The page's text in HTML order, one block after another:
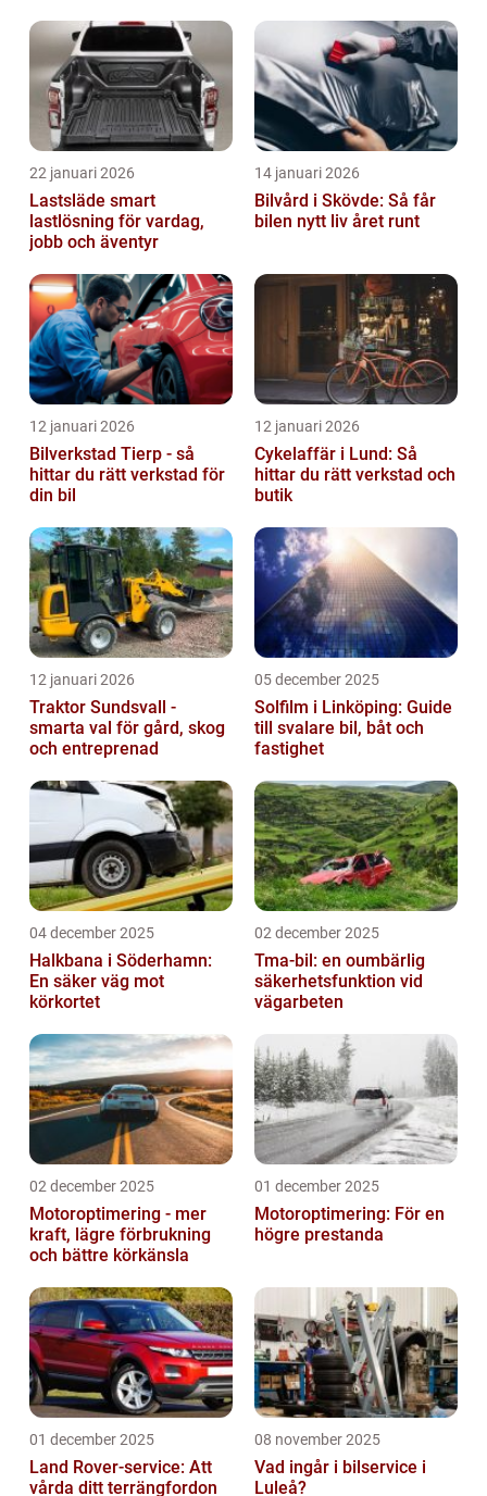
22 januari 2026
Lastsläde smart
lastlösning för vardag,
jobb och äventyr
14 januari 2026
Bilvård i Skövde: Så får
bilen nytt liv året runt
12 januari 2026
Bilverkstad Tierp - så
hittar du rätt verkstad för
din bil
12 januari 2026
Cykelaffär i Lund: Så
hittar du rätt verkstad och
butik
12 januari 2026
Traktor Sundsvall -
smarta val för gård, skog
och entreprenad
05 december 2025
Solfilm i Linköping: Guide
till svalare bil, båt och
fastighet
04 december 2025
Halkbana i Söderhamn:
En säker väg mot
körkortet
02 december 2025
Tma-bil: en oumbärlig
säkerhetsfunktion vid
vägarbeten
02 december 2025
Motoroptimering - mer
kraft, lägre förbrukning
och bättre körkänsla
01 december 2025
Motoroptimering: För en
högre prestanda
01 december 2025
Land Rover-service: Att
vårda ditt terrängfordon
08 november 2025
Vad ingår i bilservice i
Luleå?